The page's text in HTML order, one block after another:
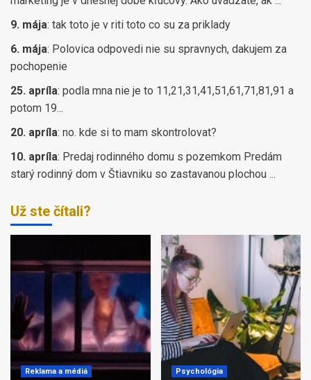
9. mája: tak toto je v riti toto co su za priklady
6. mája: Polovica odpovedi nie su spravnych, dakujem za
pochopenie
25. apríla: podla mna nie je to 11,21,31,41,51,61,71,81,91 a
potom 19...
20. apríla: no. kde si to mam skontrolovat?
10. apríla: Predaj rodinného domu s pozemkom Predám
starý rodinný dom v Štiavniku so zastavanou plochou ...
Už ste čítali?
Reklama a médiá Psychológia